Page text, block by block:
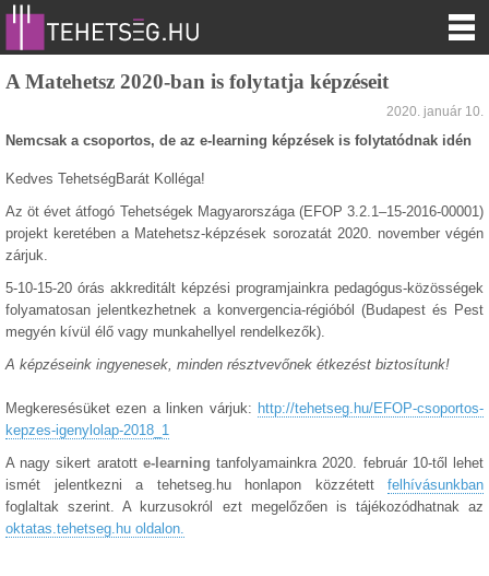
A Matehetsz 2020-ban is folytatja képzéseit
2020. január 10.
Nemcsak a csoportos, de az e-learning képzések is folytatódnak idén
Kedves TehetségBarát Kolléga!
Az öt évet átfogó Tehetségek Magyarországa (EFOP 3.2.1–15-2016-00001)
projekt keretében a Matehetsz-képzések sorozatát 2020. november végén
zárjuk.
5-10-15-20 órás akkreditált képzési programjainkra pedagógus-közösségek
folyamatosan jelentkezhetnek a konvergencia-régióból (Budapest és Pest
megyén kívül élő vagy munkahellyel rendelkezők).
A képzéseink ingyenesek, minden résztvevőnek étkezést biztosítunk!
Megkeresésüket ezen a linken várjuk: http://tehetseg.hu/EFOP-csoportos-
kepzes-igenylolap-2018_1
A nagy sikert aratott e-learning tanfolyamainkra 2020. február 10-től lehet
ismét jelentkezni a tehetseg.hu honlapon közzétett felhívásunkban
foglaltak szerint. A kurzusokról ezt megelőzően is tájékozódhatnak az
oktatas.tehetseg.hu oldalon.